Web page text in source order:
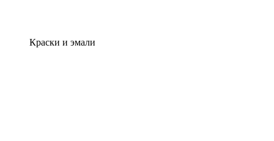
Краски и эмали